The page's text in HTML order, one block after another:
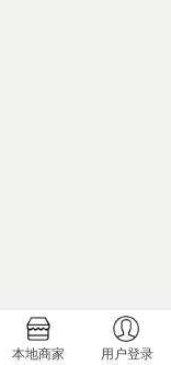
本地商家 用户登录